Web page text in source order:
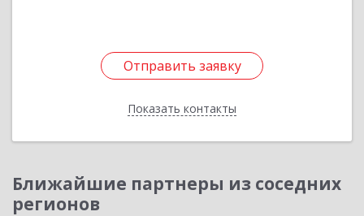
Отправить заявку
Показать контакты
Отправить заявку
Назад
Ближайшие партнеры из соседних
регионов